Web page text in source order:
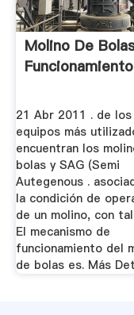
Molino De
21 Abr 2011 . de los
equipos más
encuentran los
bolas y SAG (Semi
Autegenous .
la condición de
de un molino, con
El mecanismo de
funcionamiento del
de bolas es. Más